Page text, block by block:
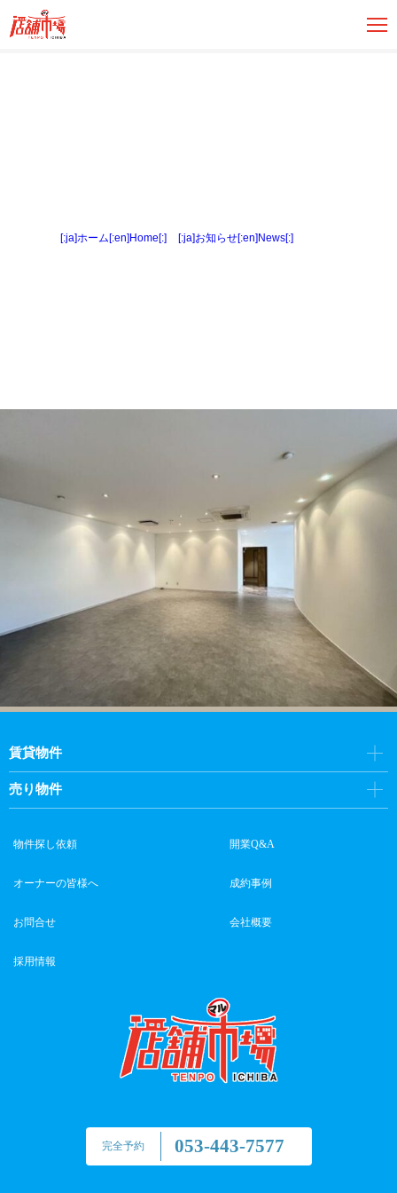
[:ja]ホーム[:en]Home[:] [:ja]お知らせ[:en]News[:]
完全予約 053-443-7577
賃貸物件
売り物件
物件探し依頼 開業Q&A
オーナーの皆様へ 成約事例
お問合せ 会社概要
採用情報